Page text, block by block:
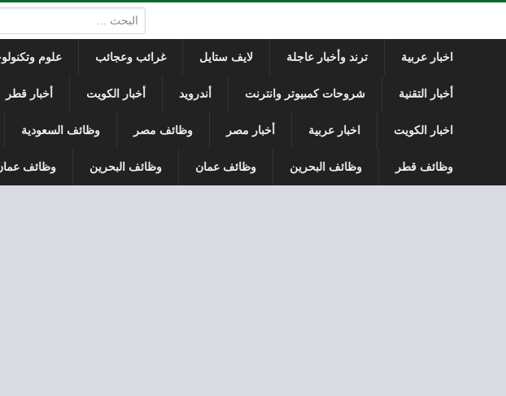
البحث:
اخبار عربية ترند وأخبار عاجلة لايف ستايل غرائب وعجائب علوم
أخبار التقنية شروحات كمبيوتر وانترنت أندرويد أخبار الكويت أخبار قطر
اخبار الكويت اخبار عربية أخبار مصر وظائف مصر وظائف السعودية
وظائف قطر وظائف البحرين وظائف عمان وظائف البحرين وظائف